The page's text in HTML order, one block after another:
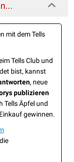
mit dem Tells
Tells Club und
bist, kannst
, neue
publizieren
Tells Äpfel und
gewinnen.